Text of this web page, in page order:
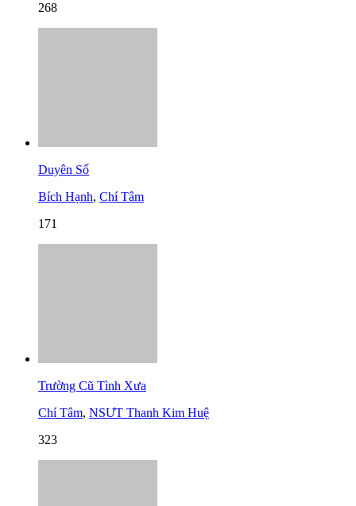
268
Duyên Số
Bích Hạnh, Chí Tâm
171
Trường Cũ Tình Xưa
Chí Tâm, NSƯT Thanh Kim Huệ
323